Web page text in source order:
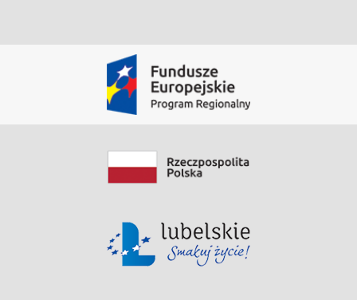
Zobacz zasób
Data modyfikacji: 2020-06-03 08:29:09.186